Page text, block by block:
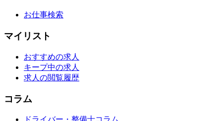
お仕事検索
マイリスト
おすすめの求人
キープ中の求人
求人の閲覧履歴
コラム